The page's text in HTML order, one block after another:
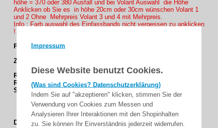
Impressum
Diese Website benutzt Cookies.
(Was sind Cookies? Datenschutzerklärung)
Indem Sie auf "akzeptieren" klicken, stimmen Sie der
Verwendung von Cookies zum Messen und
Analysieren Ihrer Interaktionen mit den Shopinhalten
zu. Sie können Ihr Einverständnis jederzeit widerrufen.
höhe = 370 oder 380 Ausfall und bei Volant Auswahl die Höhe
Anklicken ob Sie es in höhe 20cm oder 30cm wünschen Volant 1
und 2 Ohne Mehrpreis Volant 3 und 4 mit Mehrpreis.
Info : Farb auswahl des Einfassbands nicht vergessen zu anklicken
!.
Passende Einfassband : E94 und E727
Zur Passende Gestelfarbe :
RAL 7016anthrazitgrau
RAL 9006weißaluminium
SL 94
(ähnlich DB 703 Feinstruktur)
Dessingruppe Uni / Feinstruktur